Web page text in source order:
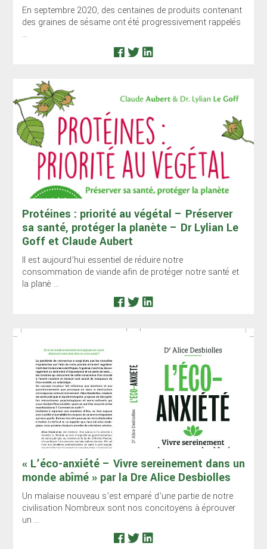
En septembre 2020, des centaines de produits contenant
des graines de sésame ont été progressivement rappelés
...
Protéines : priorité au végétal – Préserver
sa santé, protéger la planète – Dr Lylian Le
Goff et Claude Aubert
Il est aujourd’hui essentiel de réduire notre
consommation de viande afin de protéger notre santé et
la planè ...
« L’éco-anxiété – Vivre sereinement dans un
monde abîmé » par la Dre Alice Desbiolles
Un malaise nouveau s’est emparé d’une partie de notre
civilisation Nombreux sont nos concitoyens à éprouver
un ...